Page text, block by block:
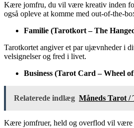
Kære jomfru, du vil være kreativ inden
også opleve at komme med out-of-the-
Familie (Tarotkort – The
Tarotkortet angiver et par ujævnheder i
velsignelser og fred i livet.
Business (Tarot Card – Wheel
Relaterede indlæg Måneds Tarot /
Kære jomfruer, held og overflod vil være